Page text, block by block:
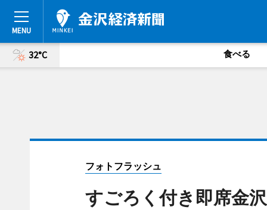
32°C 食べる
フォトフラッシュ
すごろく付き即席金